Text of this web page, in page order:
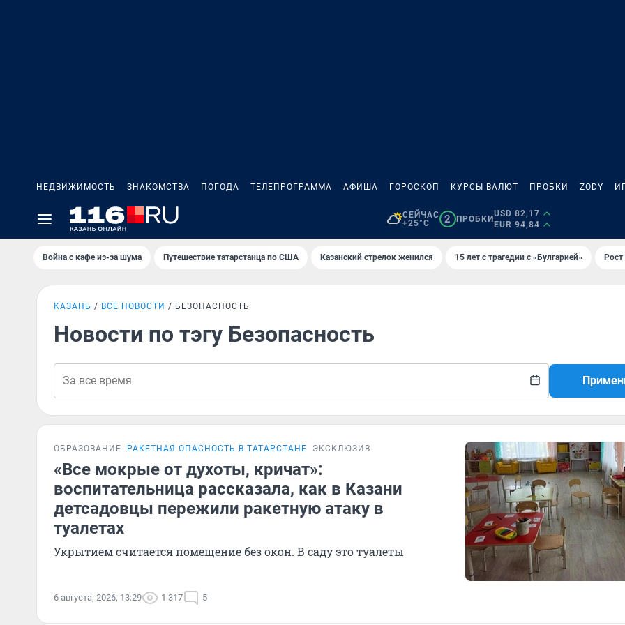
НЕДВИЖИМОСТЬ ЗНАКОМСТВА ПОГОДА ТЕЛЕПРОГРАММА АФИША ГОРОСКОП КУРСЫ ВАЛЮТ ПРОБКИ ZODY
СЕЙЧАС
+25°C
2 ПРОБКИ
USD 82,17
EUR 94,84
Война с кафе из-за шума Путешествие татарстанца по США Казанский стрелок женился 15 лет с трагедии с «Булгарией»
КАЗАНЬ ВСЕ НОВОСТИ БЕЗОПАСНОСТЬ
Новости по тэгу Безопасность
ОБРАЗОВАНИЕ РАКЕТНАЯ ОПАСНОСТЬ В ТАТАРСТАНЕ ЭКСКЛЮЗИВ
«Все мокрые от духоты, кричат»:
воспитательница рассказала, как в Казани
детсадовцы пережили ракетную атаку в
туалетах
Укрытием считается помещение без окон. В саду это туалеты
6 августа, 2026, 13:29 1 317 5